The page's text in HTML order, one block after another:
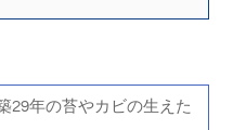
29年の苔やカビの生えた